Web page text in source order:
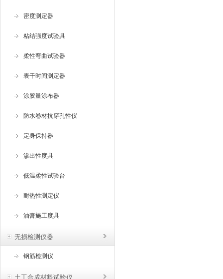
密度测定器
粘结强度试验具
柔性弯曲试验器
表干时间测定器
涂胶量涂布器
防水卷材抗穿孔性仪
定身保持器
渗出性度具
低温柔性试验台
耐热性测定仪
油膏施工度具
无损检测仪器
钢筋检测仪
土工合成材料试验仪